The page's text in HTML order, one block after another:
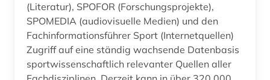
(Literatur), SPOFOR (Forschungsprojekte),
SPOMEDIA (audiovisuelle Medien) und den
Fachinformationsführer Sport (Internetquellen)
Zugriff auf eine ständig wachsende Datenbasis
sportwissenschaftlich relevanter Quellen aller